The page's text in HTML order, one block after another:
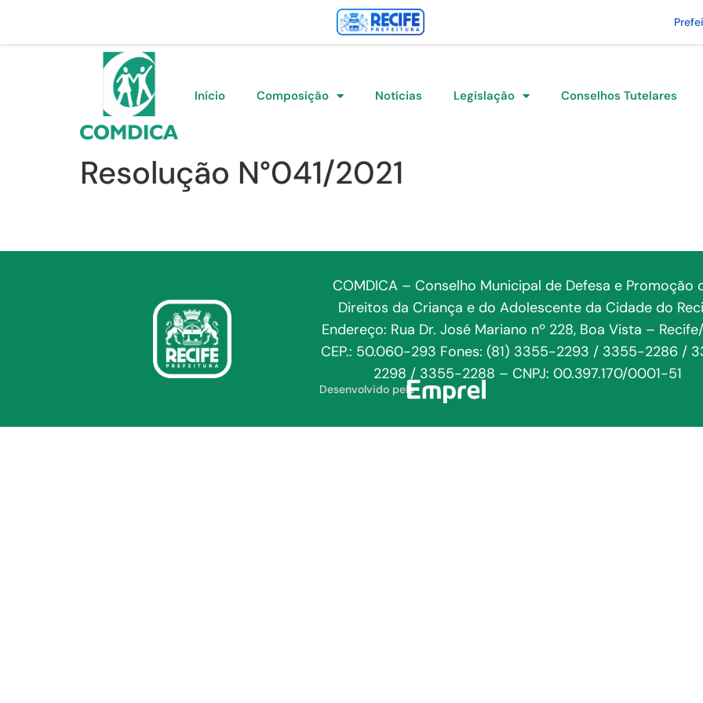
Início Composição Notícias Legislação Conselhos Tutelares
Resolução N°041/2021
COMDICA – Conselho Municipal de Defesa e Promoção
Direitos da Criança e do Adolescente da Cidade do
Endereço: Rua Dr. José Mariano nº 228, Boa Vista –
CEP.: 50.060-293 Fones: (81) 3355-2293 / 3355-2286 /
2298 / 3355-2288 – CNPJ: 00.397.170/0001-51
Desenvolvido pela